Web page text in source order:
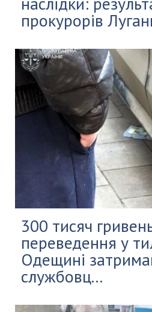
прокурорів
300 тисяч
переведення у
Одещині
службовц...